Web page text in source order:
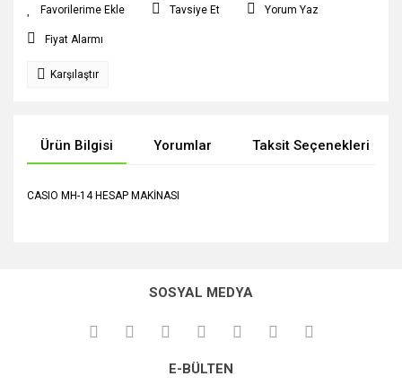
Tavsiye Et Yorum Yaz
Fiyat Alarmı
Karşılaştır
Ürün Bilgisi Yorumlar Taksit Seçenekleri
CASIO MH-14 HESAP MAKİNASI
kullanarak tarafımıza iletebilirsiniz.
Görüş ve önerileriniz için teşekkür ederiz.
Ürün açıklamasında eksik bilgiler bulunuyor.
SOSYAL MEDYA
E-BÜLTEN